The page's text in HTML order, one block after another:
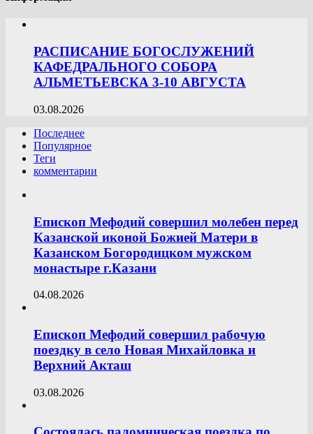
РАСПИСАНИЕ БОГОСЛУЖЕНИЙ
КАФЕДРАЛЬНОГО СОБОРА
АЛЬМЕТЬЕВСКА 3-10 АВГУСТА
03.08.2026
Последнее
Популярное
Теги
комментарии
Епископ Мефодий совершил молебен перед
Казанской иконой Божией Матери в
Казанском Богородицком мужском
монастыре г.Казани
04.08.2026
Епископ Мефодий совершил рабочую
поездку в село Новая Михайловка и
Верхний Акташ
03.08.2026